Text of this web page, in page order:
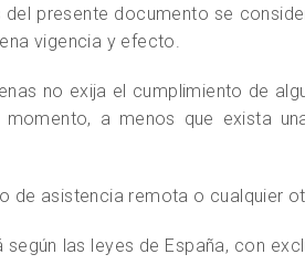
presente documento se
vigencia y efecto.
no exija el cumplimiento de
a menos que exista
de asistencia remota o cualquier
las leyes de España, con